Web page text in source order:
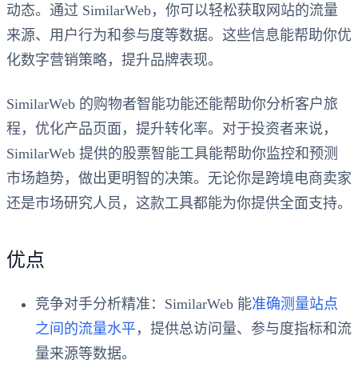
动态。通过 SimilarWeb，你可以轻松获取网站的流量
来源、用户行为和参与度等数据。这些信息能帮助你优
化数字营销策略，提升品牌表现。
SimilarWeb 的购物者智能功能还能帮助你分析客户旅
程，优化产品页面，提升转化率。对于投资者来说，
SimilarWeb 提供的股票智能工具能帮助你监控和预测
市场趋势，做出更明智的决策。无论你是跨境电商卖家
还是市场研究人员，这款工具都能为你提供全面支持。
优点
竞争对手分析精准 ：SimilarWeb 能准确测量站点
之间的流量水平 ，提供总访问量、参与度指标和流
量来源等数据。